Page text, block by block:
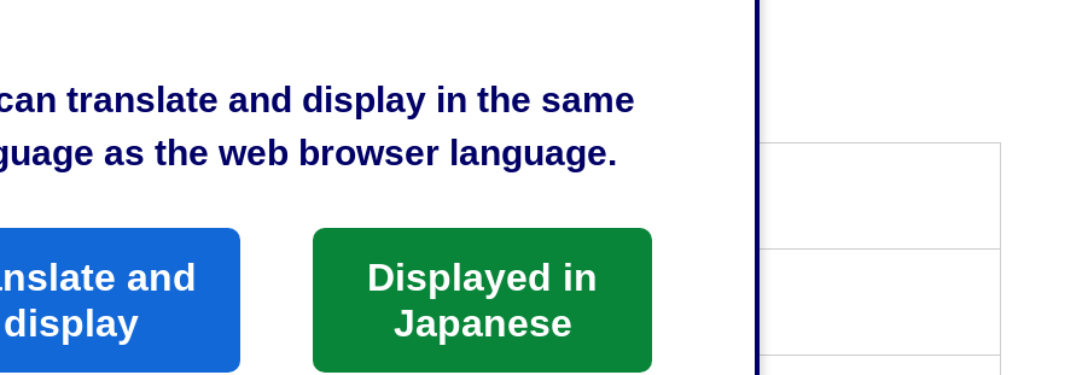
translate and display in the same
as the web browser language.
and
display
Displayed in
Japanese
保冷用品等は各自でご準備ください。
落札金額でご購入いただきます。